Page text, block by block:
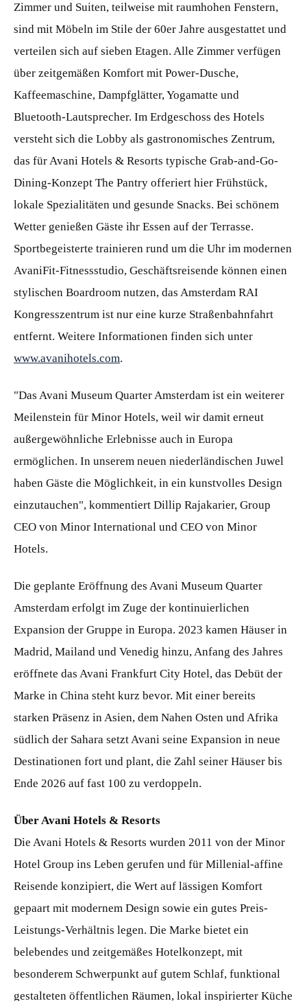
Zimmer und Suiten, teilweise mit raumhohen Fenstern,
sind mit Möbeln im Stile der 60er Jahre ausgestattet und
verteilen sich auf sieben Etagen. Alle Zimmer verfügen
über zeitgemäßen Komfort mit Power-Dusche,
Kaffeemaschine, Dampfglätter, Yogamatte und
Bluetooth-Lautsprecher. Im Erdgeschoss des Hotels
versteht sich die Lobby als gastronomisches Zentrum,
das für Avani Hotels & Resorts typische Grab-and-Go-
Dining-Konzept The Pantry offeriert hier Frühstück,
lokale Spezialitäten und gesunde Snacks. Bei schönem
Wetter genießen Gäste ihr Essen auf der Terrasse.
Sportbegeisterte trainieren rund um die Uhr im modernen
AvaniFit-Fitnessstudio, Geschäftsreisende können einen
stylischen Boardroom nutzen, das Amsterdam RAI
Kongresszentrum ist nur eine kurze Straßenbahnfahrt
entfernt. Weitere Informationen finden sich unter
www.avanihotels.com.
"Das Avani Museum Quarter Amsterdam ist ein weiterer
Meilenstein für Minor Hotels, weil wir damit erneut
außergewöhnliche Erlebnisse auch in Europa
ermöglichen. In unserem neuen niederländischen Juwel
haben Gäste die Möglichkeit, in ein kunstvolles Design
einzutauchen", kommentiert Dillip Rajakarier, Group
CEO von Minor International und CEO von Minor
Hotels.
Die geplante Eröffnung des Avani Museum Quarter
Amsterdam erfolgt im Zuge der kontinuierlichen
Expansion der Gruppe in Europa. 2023 kamen Häuser in
Madrid, Mailand und Venedig hinzu, Anfang des Jahres
eröffnete das Avani Frankfurt City Hotel, das Debüt der
Marke in China steht kurz bevor. Mit einer bereits
starken Präsenz in Asien, dem Nahen Osten und Afrika
südlich der Sahara setzt Avani seine Expansion in neue
Destinationen fort und plant, die Zahl seiner Häuser bis
Ende 2026 auf fast 100 zu verdoppeln.
Über Avani Hotels & Resorts
Die Avani Hotels & Resorts wurden 2011 von der Minor
Hotel Group ins Leben gerufen und für Millenial-affine
Reisende konzipiert, die Wert auf lässigen Komfort
gepaart mit modernem Design sowie ein gutes Preis-
Leistungs-Verhältnis legen. Die Marke bietet ein
belebendes und zeitgemäßes Hotelkonzept, mit
besonderem Schwerpunkt auf gutem Schlaf, funktional
gestalteten öffentlichen Räumen, lokal inspirierter Küche